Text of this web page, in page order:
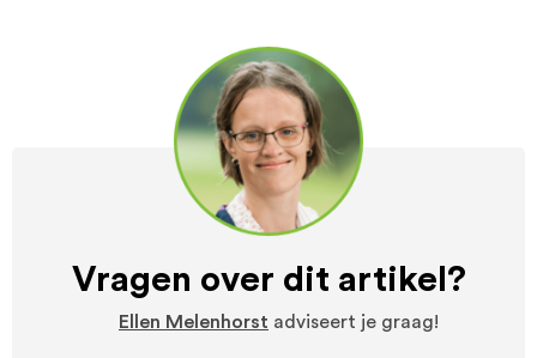
Vragen over dit artikel?
Ellen Melenhorst adviseert je graag!